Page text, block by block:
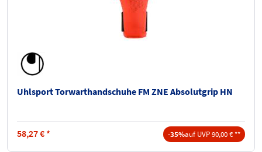
Uhlsport Torwarthandschuhe FM ZNE Absolutgrip HN
58,27€ * -35%auf UVP 90,00 € **